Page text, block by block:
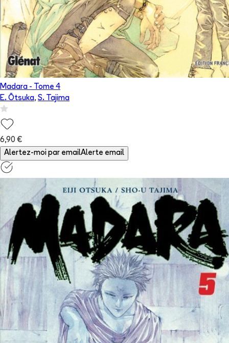
Madara - Tome 4
E. Ōtsuka, S. Tajima
6,90 €
Alertez-moi par emailAlerte email